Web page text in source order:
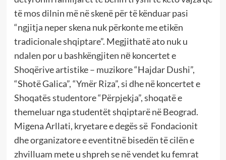
të mos dilnin më në skenë për të kënduar pasi
“ngjitja neper skena nuk përkonte me etikën
tradicionale shqiptare”. Megjithatë ato nuk u
ndalen por u bashkëngjiten nё koncertet e
Shoqërive artistike – muzikore “Hajdar Dushi”,
“Shotë Galica”, “Ymër Riza”, si dhe në koncertet e
Shoqatës studentore “Përpjekja”, shoqatë e
themeluar nga studentët shqiptarë në Beograd.
Migena Arllati, kryetare e degës së Fondacionit
dhe organizatore e eventitnë bisedën të cilën e
zhvilluam mete u shpreh se në vendet ku femrat